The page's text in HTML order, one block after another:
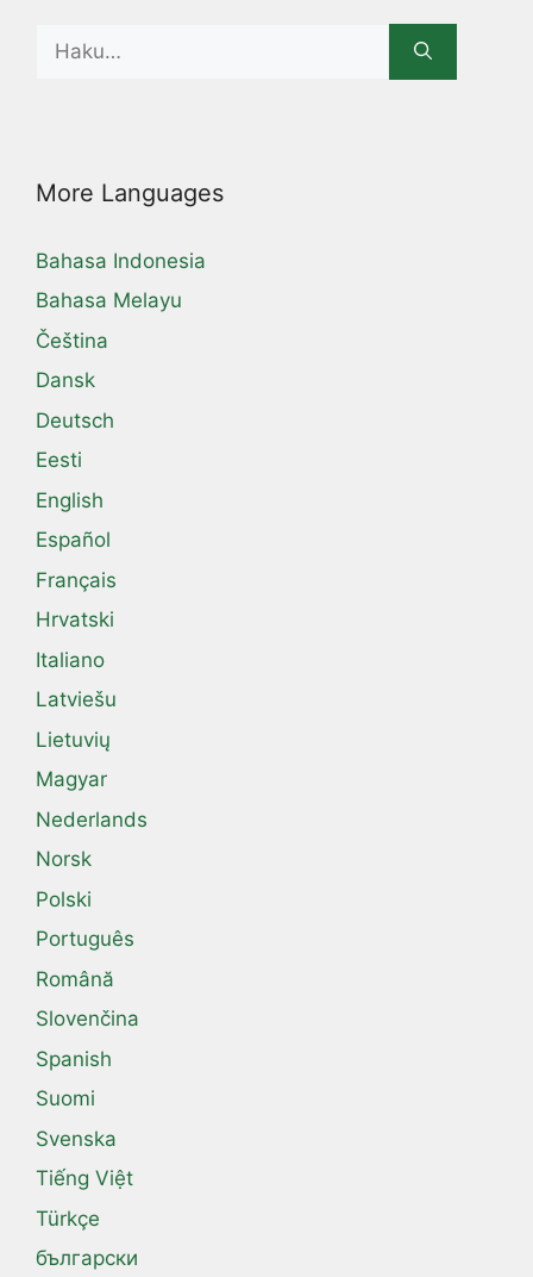
for:
More Languages
Bahasa Indonesia
Bahasa Melayu
Čeština
Dansk
Deutsch
Eesti
English
Español
Français
Hrvatski
Italiano
Latviešu
Lietuvių
Magyar
Nederlands
Norsk
Polski
Português
Română
Slovenčina
Spanish
Suomi
Svenska
Tiếng Việt
Türkçe
български